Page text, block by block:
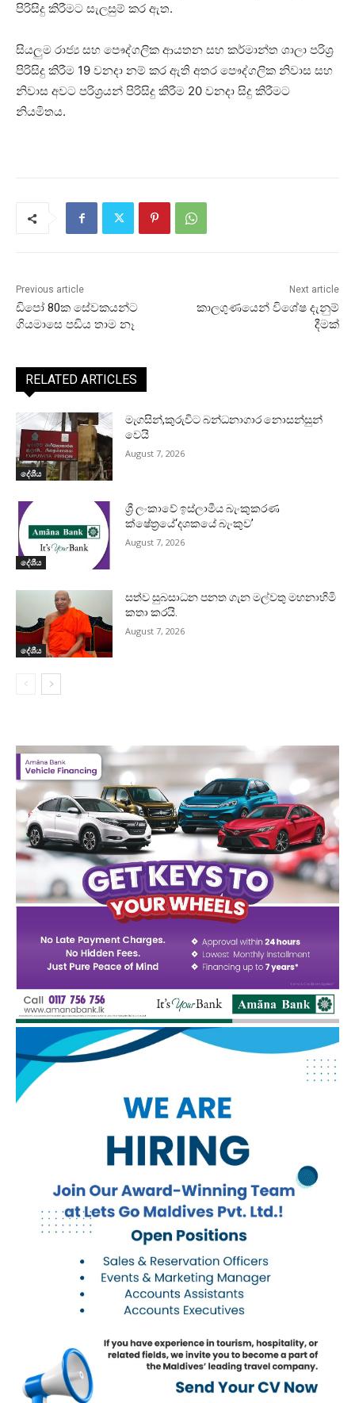
පිරිසිදු කිරීමට සැලසුම් කර ඇත.
සියලුම රාජ්‍ය සහ පෞද්ගලික ආයතන සහ කර්මාන්ත ශාලා පරිශ්‍ර
පිරිසිදු කිරීම 19 වනදා නම් කර ඇති අතර පෞද්ගලික නිවාස සහ
නිවාස අවට පරිශ්‍රයන් පිරිසිදු කිරීම 20 වනදා සිදු කිරීමට
නියමිතය.
Previous article
ඩිපෝ 80ක සේවකයන්ට
ගියමාසෙ පඩිය තාම නෑ
Next article
කාලගුණයෙන් විශේෂ දැනුම්
දීමක්
RELATED ARTICLES
දේශීය
මැගසින්,කුරුවිට බන්ධනාගාර නොසන්සුන්
වෙයි
August 7, 2026
දේශීය
ශ්‍රී ලංකාවේ ඉස්ලාමීය බැංකුකරණ
ක්ෂේත්‍රයේ‘දශකයේ බැංකුව’
August 7, 2026
දේශීය
සත්ව සුබසාධන පනත ගැන මල්වතු මහනාහිමි
කතා කරයි.
August 7, 2026